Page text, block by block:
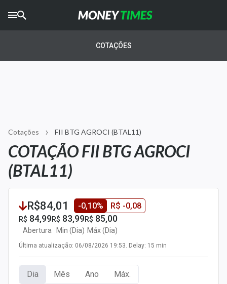
AGROTIMES
Newsletters
Money Trader
Últimas Notícias
Newsletters
Cotações
Comprar ou vender?
COTAÇÕES
Cotações FII BTG AGROCI (BTAL11)
COTAÇÃO FII BTG AGROCI
(BTAL11)
R$84,01 -0,10% R$ -0,08
R$ 84,99
Abertura
R$ 83,99
Min (Dia)
R$ 85,00
Máx (Dia)
Última atualização: 06/08/2026 19:53. Delay: 15 min
Dia Mês Ano Máx.